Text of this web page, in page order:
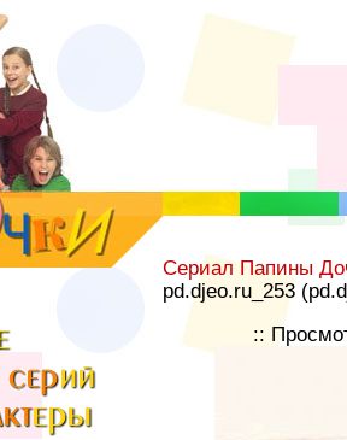
Сериал Папины
pd.djeo.ru_253
::